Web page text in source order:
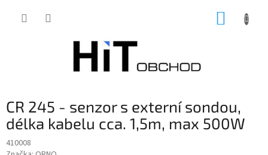
CR 245 - senzor s externí sondou,
délka kabelu cca. 1,5m, max 500W
410008